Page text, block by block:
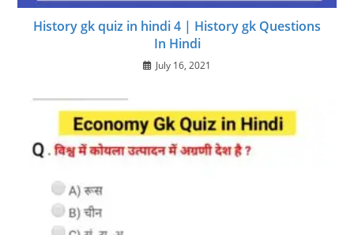
History gk quiz in hindi 4 | History gk Questions
In Hindi
July 16, 2021